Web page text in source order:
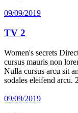
09/09/2019
TV 2
Women's secrets
cursus mauris non
Nulla cursus arcu sit
sodales eleifend arcu.
09/09/2019